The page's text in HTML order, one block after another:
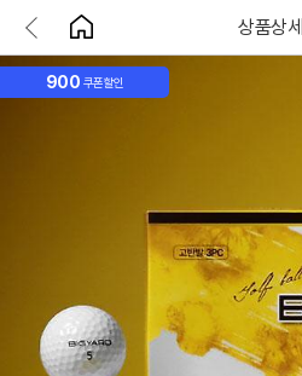
상품상세
900 쿠폰할인